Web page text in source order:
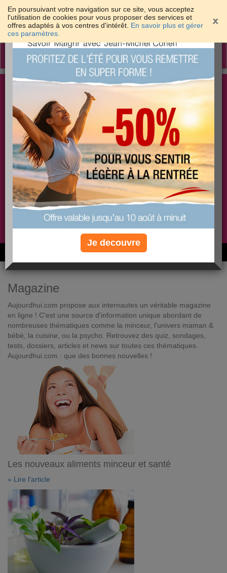
En poursuivant votre navigation sur ce site, vous acceptez
l'utilisation de cookies pour vous proposer des services et
offres adaptés à vos centres d'intérêt. En savoir plus et gérer
ces paramètres.
Toggle
Les meilleures solutions pour maigrir et être bien
dans sa peau
PLUS
EFFICACE
PLUS
SANTÉ
PLUS
COACHING
Non, je préfère le régime gratuit
6M de personnes ont maigri et réappris à manger avec nous
Magazine
Aujourdhui.com propose aux internautes un véritable magazine
en ligne ! C'est une source d'information unique abordant de
nombreuses thématiques comme la minceur, l'univers maman &
bébé, la cuisine, ou la psycho. Retrouvez des quiz, sondages,
tests, dossiers, articles et news sur toutes ces thématiques.
Aujourdhui.com : que des bonnes nouvelles !
Les nouveaux aliments minceur et santé
» Lire l'article
×
Je decouvre